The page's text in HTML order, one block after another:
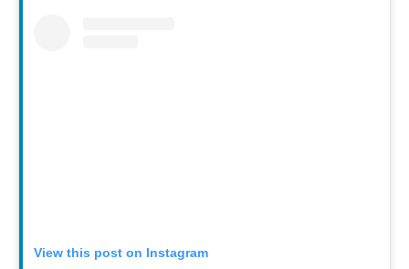
View this post on Instagram